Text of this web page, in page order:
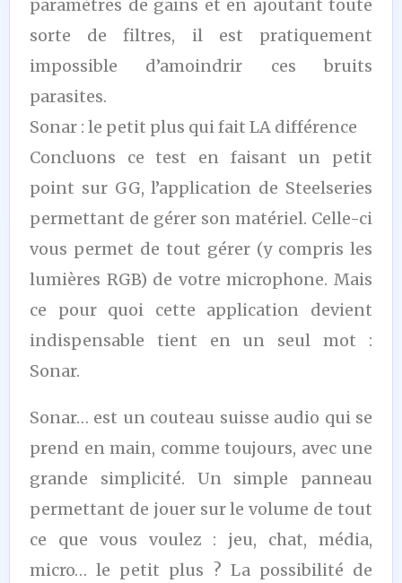
paramètres de gains et en ajoutant toute
sorte de filtres, il est pratiquement
impossible d’amoindrir ces bruits
parasites.
Sonar : le petit plus qui fait LA différence
Concluons ce test en faisant un petit
point sur GG, l’application de Steelseries
permettant de gérer son matériel. Celle-ci
vous permet de tout gérer (y compris les
lumières RGB) de votre microphone. Mais
ce pour quoi cette application devient
indispensable tient en un seul mot :
Sonar.
Sonar… est un couteau suisse audio qui se
prend en main, comme toujours, avec une
grande simplicité. Un simple panneau
permettant de jouer sur le volume de tout
ce que vous voulez : jeu, chat, média,
micro… le petit plus ? La possibilité de